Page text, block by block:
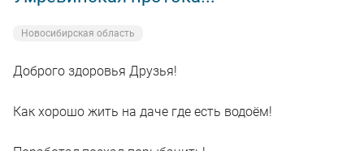
Новосибирская область
Доброго здоровья Друзья!
Как хорошо жить на даче где есть водоём!